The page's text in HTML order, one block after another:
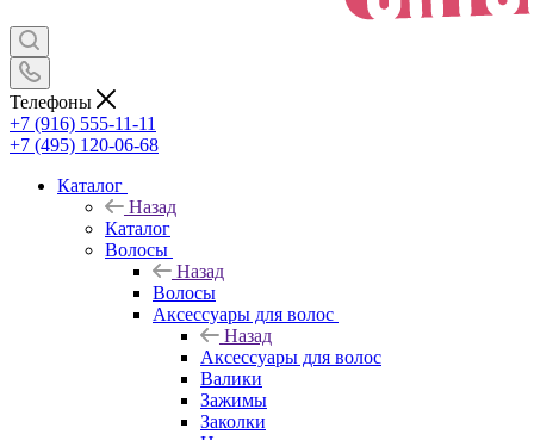
Телефоны
+7 (916) 555-11-11
+7 (495) 120-06-68
Каталог
Назад
Каталог
Волосы
Назад
Волосы
Аксессуары для волос
Назад
Аксессуары для волос
Валики
Зажимы
Заколки